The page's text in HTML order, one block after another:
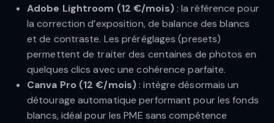
Adobe Lightroom (12 €/mois): la référence pour
la correction d’exposition, de balance des blancs
et de contraste. Les préréglages (presets)
permettent de traiter des centaines de photos en
quelques clics avec une cohérence parfaite.
Canva Pro (12 €/mois): intègre désormais un
détourage automatique performant pour les fonds
blancs, idéal pour les PME sans compétence